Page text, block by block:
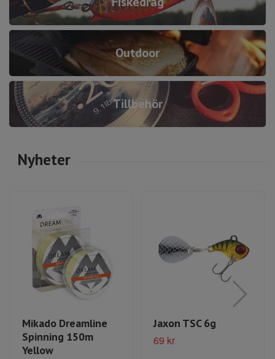
Outdoor
Tillbehör
Mikado Dreamline
Spinning 150m
Yellow
Jaxon TSC 6g
69 kr